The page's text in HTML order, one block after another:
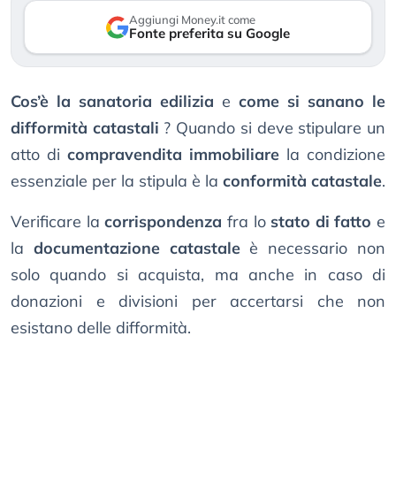
Aggiungi Money.it come
Fonte preferita su Google
Cos’è la sanatoria edilizia e come si sanano le
difformità catastali ? Quando si deve stipulare un
atto di compravendita immobiliare la condizione
essenziale per la stipula è la conformità catastale.
Verificare lacorrispondenza fra lo stato di fatto e
la documentazione catastaleè necessario non
solo quando si acquista, ma anche in caso di
donazioni e divisioni per accertarsi che non
esistano delle difformità.